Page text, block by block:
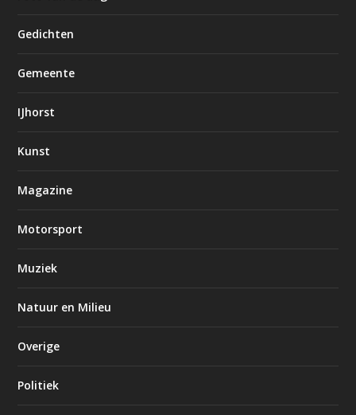
Gedichten
Gemeente
IJhorst
Kunst
Magazine
Motorsport
Muziek
Natuur en Milieu
Overige
Politiek